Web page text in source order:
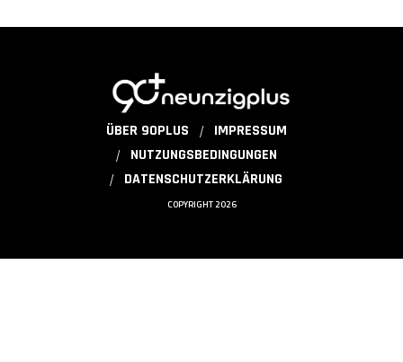
ÜBER 90PLUS
IMPRESSUM
NUTZUNGSBEDINGUNGEN
DATENSCHUTZERKLÄRUNG
COPYRIGHT 2026